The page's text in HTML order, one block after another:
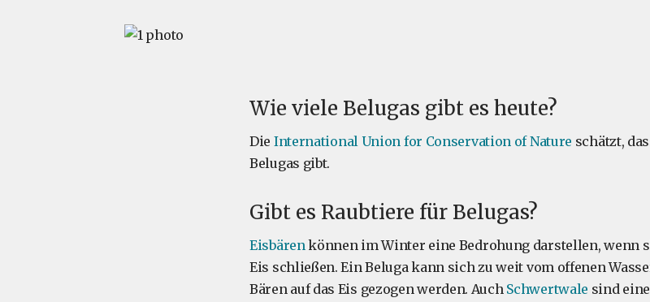
Wie viele Belugas gibt es heute?
Die International Union for Conservation of Nature schätzt,
Belugas gibt.
Gibt es Raubtiere für Belugas?
Eisbärenkönnen im Winter eine Bedrohung darstellen, wenn
Eis schließen. Ein Beluga kann sich zu weit vom offenen
Bären auf das Eis gezogen werden. Auch Schwertwale sind